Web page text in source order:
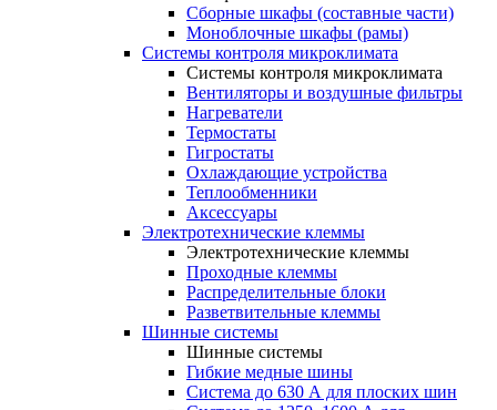
Сборные шкафы (составные части)
Моноблочные шкафы (рамы)
Системы контроля микроклимата
Системы контроля микроклимата
Вентиляторы и воздушные фильтры
Нагреватели
Термостаты
Гигростаты
Охлаждающие устройства
Теплообменники
Аксессуары
Электротехнические клеммы
Электротехнические клеммы
Проходные клеммы
Распределительные блоки
Разветвительные клеммы
Шинные системы
Шинные системы
Гибкие медные шины
Система до 630 А для плоских шин